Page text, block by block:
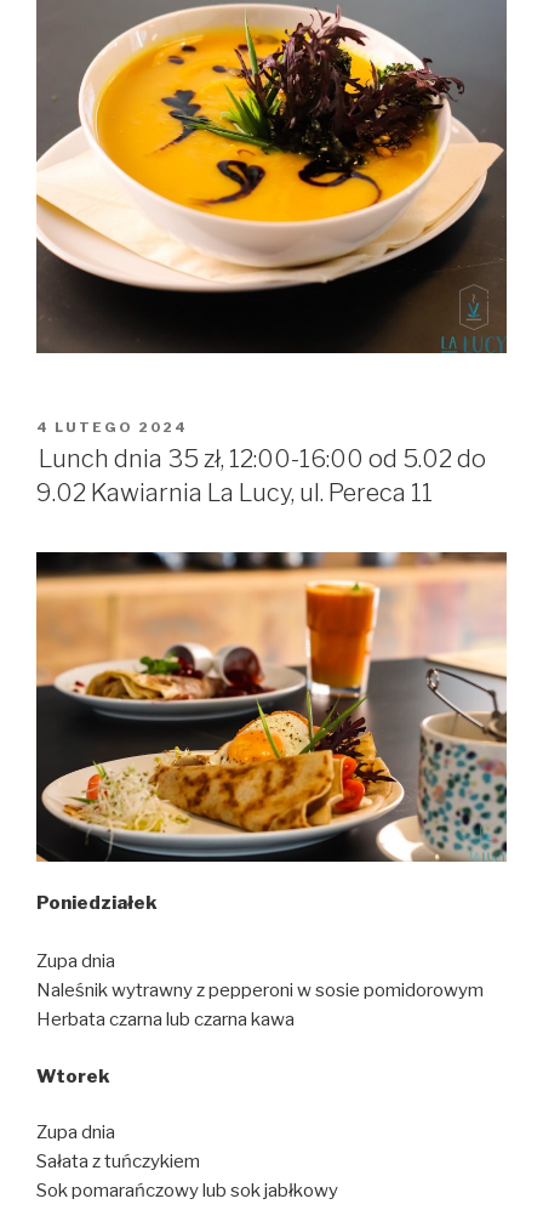
OPUBLIKOWANE
W
4 LUTEGO 2024
Lunch dnia 35 zł, 12:00-16:00 od 5.02 do
9.02 Kawiarnia La Lucy, ul. Pereca 11
Poniedziałek
Zupa dnia
Naleśnik wytrawny z pepperoni w sosie pomidorowym
Herbata czarna lub czarna kawa
Wtorek
Zupa dnia
Sałata z tuńczykiem
Sok pomarańczowy lub sok jabłkowy